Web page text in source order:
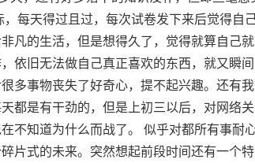
每天得过且过，每次试卷发下来后觉得自
凡的生活，但是想得久了，觉得就算自己
依旧无法做自己真正喜欢的东西，就又瞬
多事物丧失了好奇心，提不起兴趣。还有
都是有干劲的，但是上初三以后，对网络
不知道为什么而战了。 似乎对都所有事耐
片式的未来。突然想起前段时间还有一